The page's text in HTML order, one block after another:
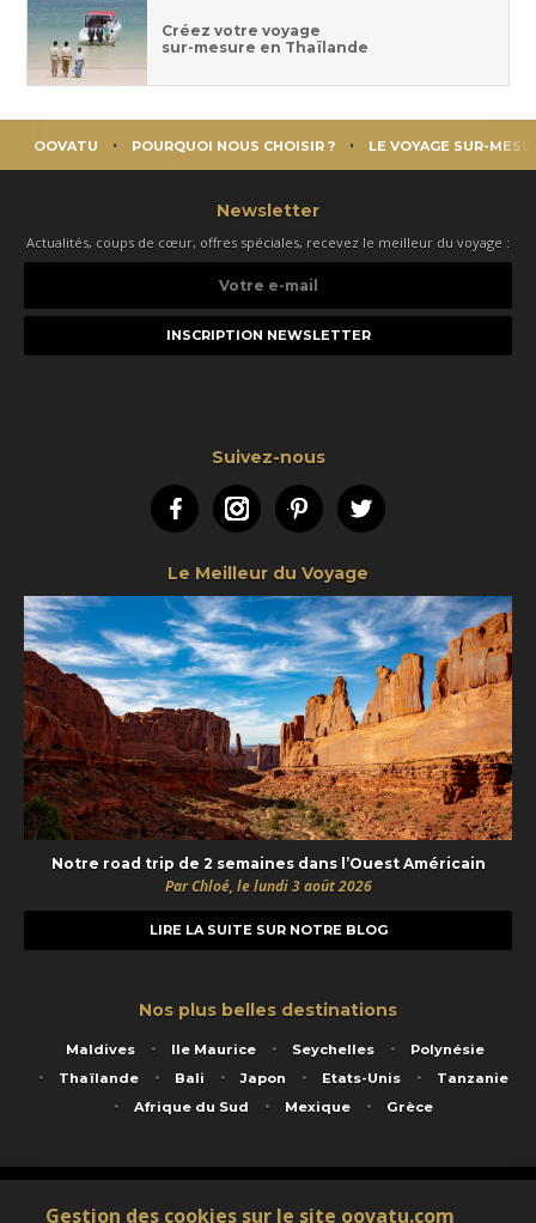
Créez votre voyage
sur-mesure en Thaïlande
OOVATU POURQUOI NOUS CHOISIR ? LE VOYAGE SUR-
Newsletter
Actualités, coups de cœur, offres spéciales, recevez le meilleur du voyage :
e-
Suivez-nous
FacebookInstagramPinterestTwitter
Le Meilleur du Voyage
Notre road trip de 2 semaines dans l’Ouest Américain
Par Chloé, le lundi 3 août 2026
LIRE LA SUITE SUR NOTRE BLOG
Nos plus belles destinations
Maldives Ile Maurice Seychelles
Polynésie
Thaïlande
Bali Japon Etats-Unis
Tanzanie
Afrique du Sud
Mexique Grèce
Service animé par Nautil Voyages - 22 rue Georges Picquart 75017 Paris - S.A.S
Gestion des cookies sur le site oovatu.com